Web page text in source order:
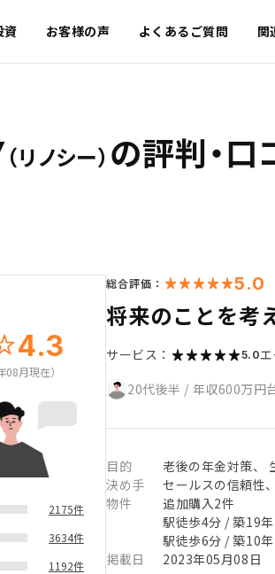
資 お客様の声 よくあるご質問 関
（リノシー） の評判・口
4.3
月現在）
2175件
3634件
1192件
総合評価： 5.0
将来のことを考
サービス： 5.0
20代後半 / 年収600万円
目的
老後の年金対策、
決め手
セールスの信頼性
物件
追加購入2件
駅徒歩4分 / 築19
駅徒歩6分 / 築10
掲載日
2023年05月08日